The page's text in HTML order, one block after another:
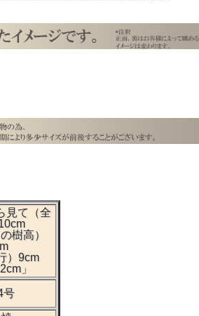
見て（全
樹高）
）9cm
」
号